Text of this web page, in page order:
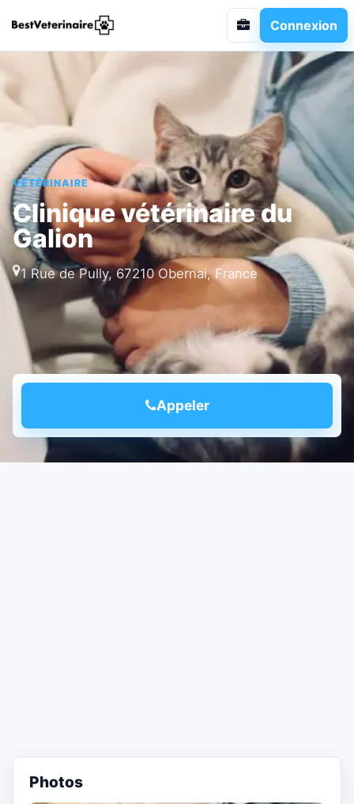
Connexion
VÉTÉRINAIRE
Clinique vétérinaire du
Galion
1 Rue de Pully, 67210 Obernai, France
Appeler
Photos